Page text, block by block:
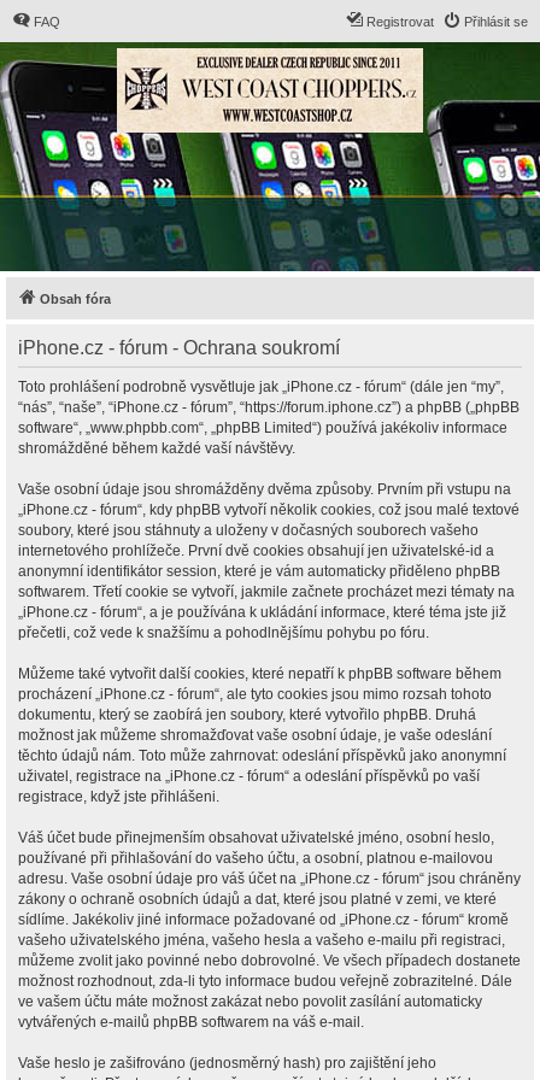
FAQ Přihlásit se
Registrovat
Obsah fóra
iPhone.cz - fórum - Ochrana soukromí
Toto prohlášení podrobně vysvětluje jak „iPhone.cz - fórum“ (dále jen “my”,
“nás”, “naše”, “iPhone.cz - fórum”, “https://forum.iphone.cz”) a phpBB („phpBB
software“, „www.phpbb.com“, „phpBB Limited“) používá jakékoliv informace
shromážděné během každé vaší návštěvy.
Vaše osobní údaje jsou shromážděny dvěma způsoby. Prvním při vstupu na
„iPhone.cz - fórum“, kdy phpBB vytvoří několik cookies, což jsou malé textové
soubory, které jsou stáhnuty a uloženy v dočasných souborech vašeho
internetového prohlížeče. První dvě cookies obsahují jen uživatelské-id a
anonymní identifikátor session, které je vám automaticky přiděleno phpBB
softwarem. Třetí cookie se vytvoří, jakmile začnete procházet mezi tématy na
„iPhone.cz - fórum“, a je používána k ukládání informace, které téma jste již
přečetli, což vede k snažšímu a pohodlnějšímu pohybu po fóru.
Můžeme také vytvořit další cookies, které nepatří k phpBB software během
procházení „iPhone.cz - fórum“, ale tyto cookies jsou mimo rozsah tohoto
dokumentu, který se zaobírá jen soubory, které vytvořilo phpBB. Druhá
možnost jak můžeme shromažďovat vaše osobní údaje, je vaše odeslání
těchto údajů nám. Toto může zahrnovat: odeslání příspěvků jako anonymní
uživatel, registrace na „iPhone.cz - fórum“ a odeslání příspěvků po vaší
registrace, když jste přihlášeni.
Váš účet bude přinejmenším obsahovat uživatelské jméno, osobní heslo,
používané při přihlašování do vašeho účtu, a osobní, platnou e-mailovou
adresu. Vaše osobní údaje pro váš účet na „iPhone.cz - fórum“ jsou chráněny
zákony o ochraně osobních údajů a dat, které jsou platné v zemi, ve které
sídlíme. Jakékoliv jiné informace požadované od „iPhone.cz - fórum“ kromě
vašeho uživatelského jména, vašeho hesla a vašeho e-mailu při registraci,
můžeme zvolit jako povinné nebo dobrovolné. Ve všech případech dostanete
možnost rozhodnout, zda-li tyto informace budou veřejně zobrazitelné. Dále
ve vašem účtu máte možnost zakázat nebo povolit zasílání automaticky
vytvářených e-mailů phpBB softwarem na váš e-mail.
Vaše heslo je zašifrováno (jednosměrný hash) pro zajištění jeho